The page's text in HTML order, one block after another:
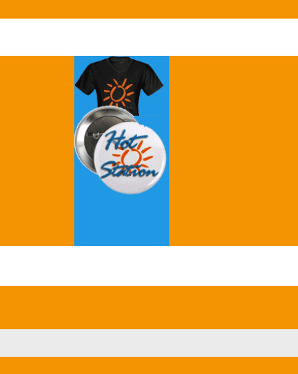
Grey's Anatomy